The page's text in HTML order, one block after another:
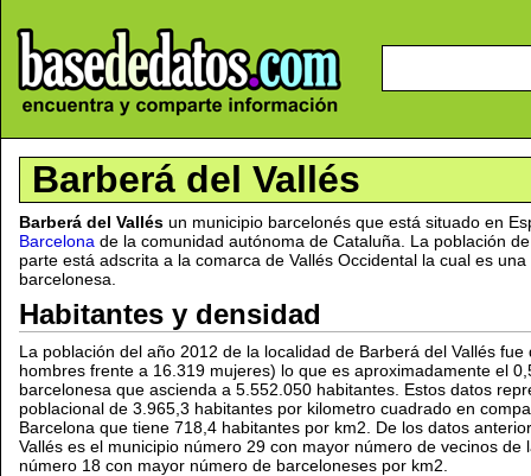
Barberá del Vallés
Barberá del Vallés un municipio barcelonés que está situado en
Barcelona de la comunidad autónoma de Cataluña. La población
parte está adscrita a la comarca de Vallés Occidental la cual es
barcelonesa.
Habitantes y densidad
La población del año 2012 de la localidad de Barberá del Vallés
hombres frente a 16.319 mujeres) lo que es aproximadamente el
barcelonesa que ascienda a 5.552.050 habitantes. Estos datos
poblacional de 3.965,3 habitantes por kilometro cuadrado en
Barcelona que tiene 718,4 habitantes por km2. De los datos
Vallés es el municipio número 29 con mayor número de vecinos de
número 18 con mayor número de barceloneses por km2.